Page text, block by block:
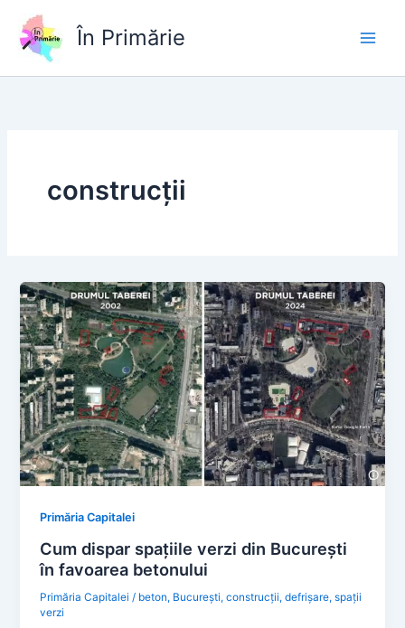
content
În Primărie
construcții
Primăria Capitalei
Cum dispar spațiile verzi din București
în favoarea betonului
Primăria Capitalei / beton, București,construcții,defrișare,spații
verzi